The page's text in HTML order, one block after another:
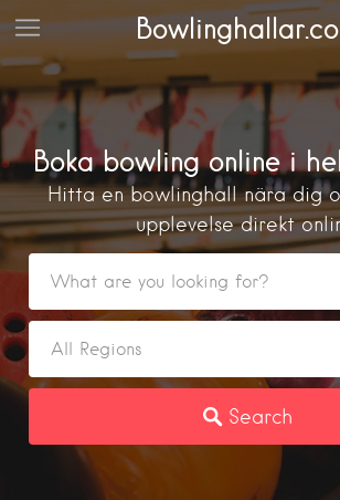
Boka bowling online i
Hitta en bowlinghall nära dig
upplevelse direkt
Search